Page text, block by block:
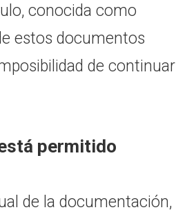
conocida como
estos documentos
de continuar
permitido
de la documentación,